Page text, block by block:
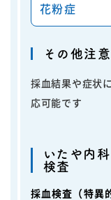
花粉症
その他注
採血結果や症状
応可能です
いたや内
検査
採血検査（特異